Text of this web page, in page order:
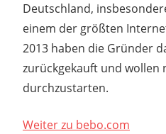
Deutschland,
einem der größten
2013 haben die Gründer
zurückgekauft und wollen
durchzustarten.
Weiter zu bebo.com